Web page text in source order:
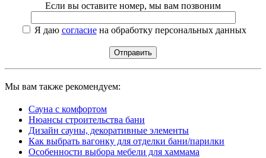
Если вы оставите номер, мы вам позвоним
Я даю согласиена обработку персональных данных
Мы вам также рекомендуем:
Сауна с комфортом
Нюансы строительства бани
Дизайн сауны, декоративные элементы
Как выбрать вагонку для отделки бани/парилки
Особенности выбора мебели для хаммама